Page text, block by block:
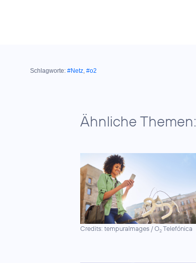
Schlagworte: #Netz, #o2
Ähnliche Themen:
Credits: tempuraImages / O2Telefónica